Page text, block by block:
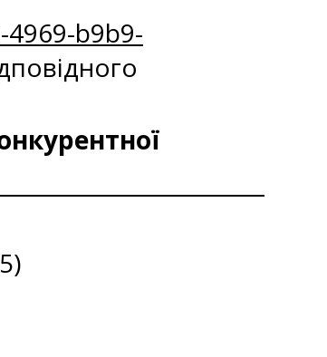
b9b9-